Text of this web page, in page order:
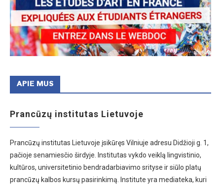
APIE MUS
Prancūzų institutas Lietuvoje
Prancūzų institutas Lietuvoje įsikūręs Vilniuje adresu Didžioji g. 1,
pačioje senamiesčio širdyje. Institutas vykdo veiklą lingvistinio,
kultūros, universitetinio bendradarbiavimo srityse ir siūlo platų
prancūzų kalbos kursų pasirinkimą. Institute yra mediateka, kuri